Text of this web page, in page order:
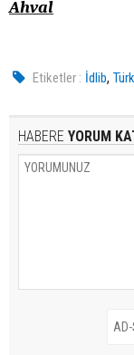
Ahval
Etiketler : İdlib,
HABERE YORUM